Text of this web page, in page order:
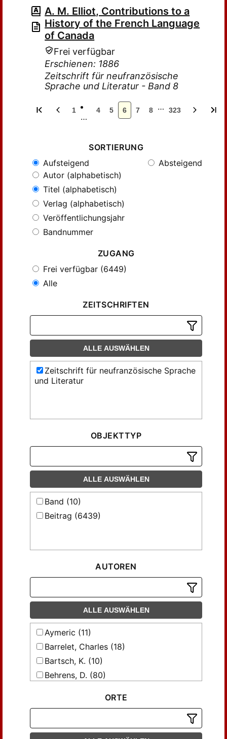
A. M. Elliot, Contributions to a
History of the French Language
of Canada
Frei verfügbar
Erschienen: 1886
Zeitschrift für neufranzösische
Sprache und Literatur - Band 8
1
…
4 5 6 7 8 … 323
SORTIERUNG
Aufsteigend
Absteigend
Autor (alphabetisch)
Titel (alphabetisch)
Verlag (alphabetisch)
Veröffentlichungsjahr
Bandnummer
ZUGANG
Frei verfügbar (6449)
Alle
ZEITSCHRIFTEN
ALLE AUSWÄHLEN
Zeitschrift für neufranzösische Sprache
und Literatur
OBJEKTTYP
ALLE AUSWÄHLEN
Band (10)
Beitrag (6439)
AUTOREN
ALLE AUSWÄHLEN
Aymeric (11)
Barrelet, Charles (18)
Bartsch, K. (10)
Behrens, D. (80)
Bobertag, F. (32)
Bornhak, G. (11)
ORTE